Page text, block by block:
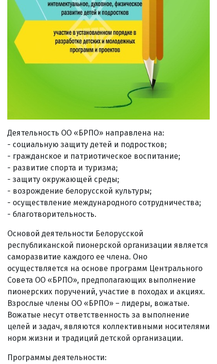
Деятельность ОО «БРПО» направлена на:
- социальную защиту детей и подростков;
- гражданское и патриотическое воспитание;
- развитие спорта и туризма;
- защиту окружающей среды;
- возрождение белорусской культуры;
- осуществление международного сотрудничества;
- благотворительность.
Основой деятельности Белорусской
республиканской пионерской организации является
саморазвитие каждого ее члена. Оно
осуществляется на основе программ Центрального
Совета ОО «БРПО», предполагающих выполнение
пионерских поручений, участие в походах и акциях.
Взрослые члены ОО «БРПО» – лидеры, вожатые.
Вожатые несут ответственность за выполнение
целей и задач, являются коллективными носителями
норм жизни и традиций детской организации.
Программы деятельности: